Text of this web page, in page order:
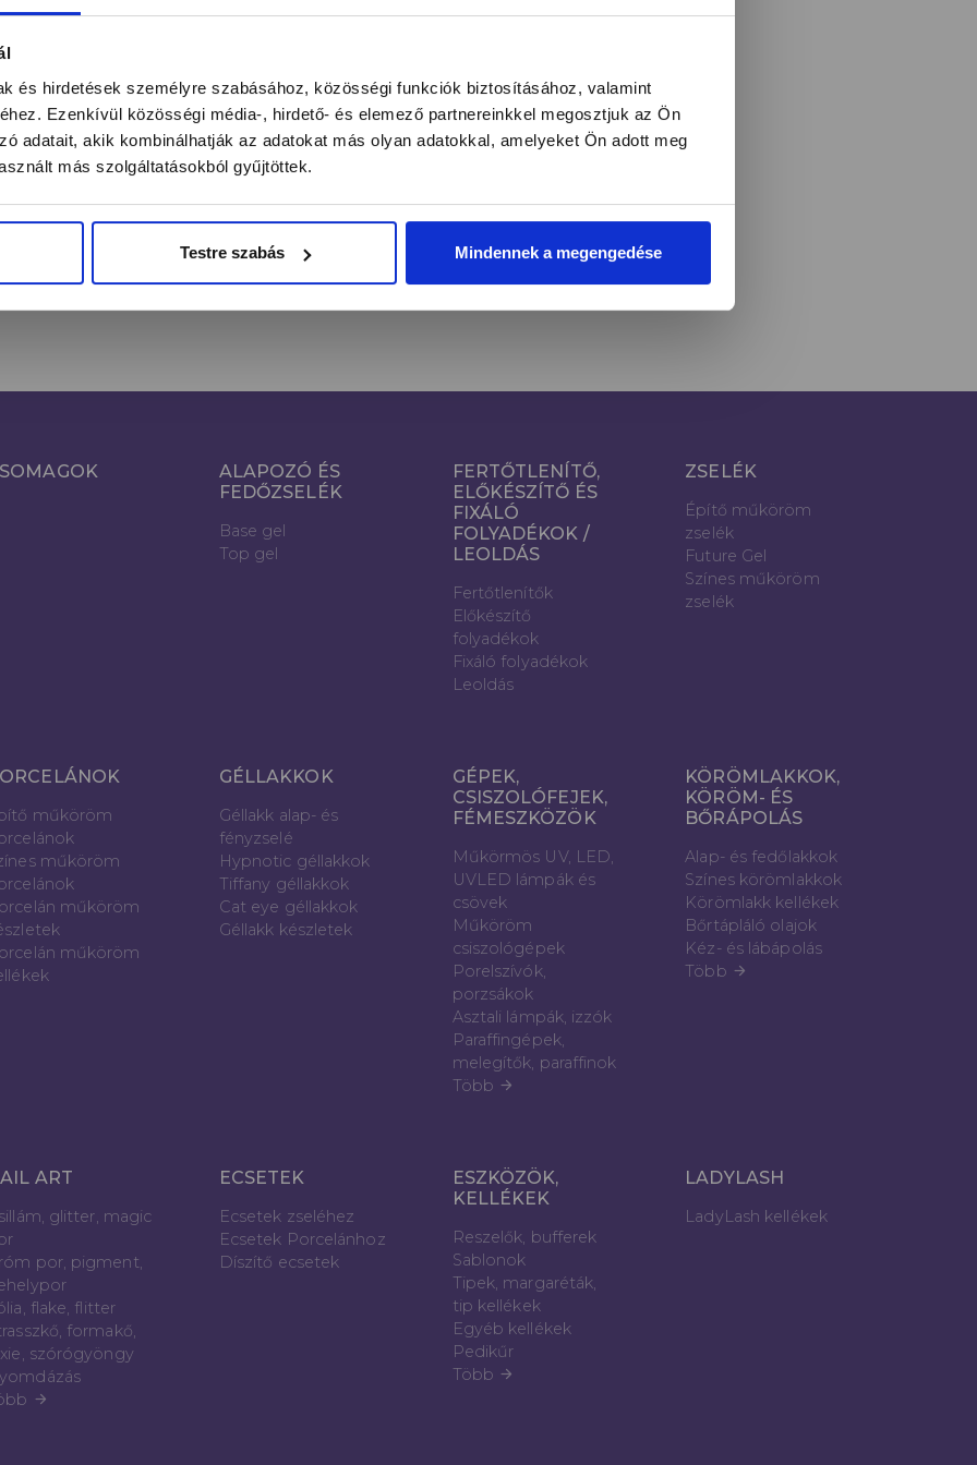
és hirdetések személyre szabásához, közösségi funkciók biztosításához, valamint
Ezenkívül közösségi média-, hirdető- és elemező partnereinkkel megosztjuk az Ön
adatait, akik kombinálhatják az adatokat más olyan adatokkal, amelyeket Ön adott meg
más szolgáltatásokból gyűjtöttek.
Testre szabás Mindennek a megengedése
alatt a legújabb körmös hírekről, kedvezményekről és újdonságokról!
Email cím* FELIRATKOZOM
Kijelentem, hogy a hozzájárulásomat önkéntesen, az Adatkezelési
szerinti megfelelő tájékoztatás birtokában teszem
ALAPOZÓ ÉS
FEDŐZSELÉK
Base gel
Top gel
FERTŐTLENÍTŐ,
ELŐKÉSZÍTŐ ÉS
FIXÁLÓ
FOLYADÉKOK /
LEOLDÁS
Fertőtlenítők
Előkészítő
folyadékok
Fixáló folyadékok
Leoldás
ZSELÉK
Építő műköröm
zselék
Future Gel
Színes műköröm
zselék
műköröm
műköröm
műköröm
műköröm
GÉLLAKKOK
Géllakk alap- és
fényzselé
Hypnotic géllakkok
Tiffany géllakkok
Cat eye géllakkok
Géllakk készletek
GÉPEK,
CSISZOLÓFEJEK,
FÉMESZKÖZÖK
Műkörmös UV, LED,
UVLED lámpák és
csövek
Műköröm
csiszológépek
Porelszívók,
porzsákok
Asztali lámpák, izzók
Paraffingépek,
melegítők, paraffinok
Több arrow_forward
KÖRÖMLAKKOK,
KÖRÖM- ÉS
BŐRÁPOLÁS
Alap- és fedőlakkok
Színes körömlakkok
Körömlakk kellékek
Bőrtápláló olajok
Kéz- és lábápolás
Több arrow_forward
ART
glitter, magic
por, pigment,
flake, flitter
formakő,
szórógyöngy
arrow_forward
ECSETEK
Ecsetek zseléhez
Ecsetek Porcelánhoz
Díszítő ecsetek
ESZKÖZÖK,
KELLÉKEK
Reszelők, bufferek
Sablonok
Tipek, margaréták,
tip kellékek
Egyéb kellékek
Pedikűr
Több arrow_forward
LADYLASH
LadyLash kellékek